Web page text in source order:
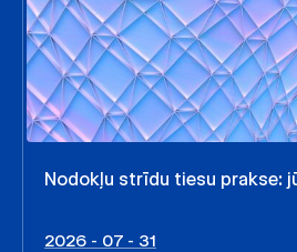
Nodokļu strīdu tiesu prakse:
2026 - 07 - 31